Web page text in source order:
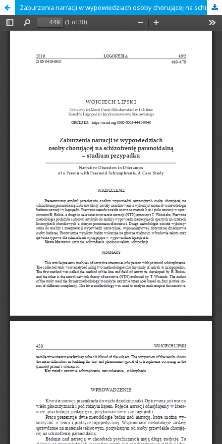
Zaburzenia narracji w wypowiedziach osoby chorującej na schizofrenię paranoidalną – studium przypadku